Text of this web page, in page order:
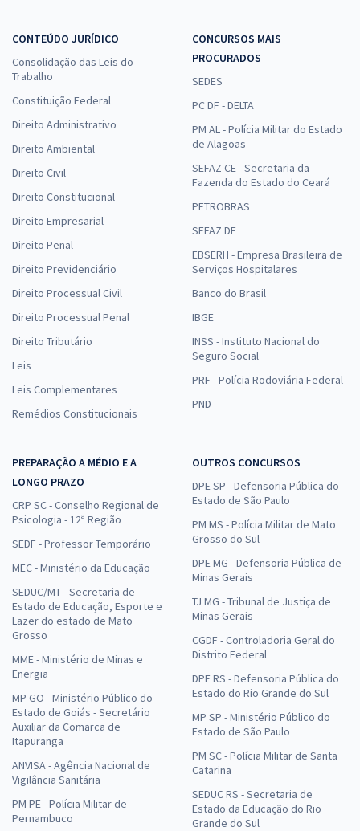
CONTEÚDO JURÍDICO
Consolidação das Leis do
Trabalho
Constituição Federal
Direito Administrativo
Direito Ambiental
Direito Civil
Direito Constitucional
Direito Empresarial
Direito Penal
Direito Previdenciário
Direito Processual Civil
Direito Processual Penal
Direito Tributário
Leis
Leis Complementares
Remédios Constitucionais
CONCURSOS MAIS
PROCURADOS
SEDES
PC DF - DELTA
PM AL - Polícia Militar do Estado
de Alagoas
SEFAZ CE - Secretaria da
Fazenda do Estado do Ceará
PETROBRAS
SEFAZ DF
EBSERH - Empresa Brasileira de
Serviços Hospitalares
Banco do Brasil
IBGE
INSS - Instituto Nacional do
Seguro Social
PRF - Polícia Rodoviária Federal
PND
PREPARAÇÃO A MÉDIO E A
LONGO PRAZO
CRP SC - Conselho Regional de
Psicologia - 12ª Região
SEDF - Professor Temporário
MEC - Ministério da Educação
SEDUC/MT - Secretaria de
Estado de Educação, Esporte e
Lazer do estado de Mato
Grosso
MME - Ministério de Minas e
Energia
MP GO - Ministério Público do
Estado de Goiás - Secretário
Auxiliar da Comarca de
Itapuranga
ANVISA - Agência Nacional de
Vigilância Sanitária
PM PE - Polícia Militar de
Pernambuco
OUTROS CONCURSOS
DPE SP - Defensoria Pública do
Estado de São Paulo
PM MS - Polícia Militar de Mato
Grosso do Sul
DPE MG - Defensoria Pública de
Minas Gerais
TJ MG - Tribunal de Justiça de
Minas Gerais
CGDF - Controladoria Geral do
Distrito Federal
DPE RS - Defensoria Pública do
Estado do Rio Grande do Sul
MP SP - Ministério Público do
Estado de São Paulo
PM SC - Polícia Militar de Santa
Catarina
SEDUC RS - Secretaria de
Estado da Educação do Rio
Grande do Sul